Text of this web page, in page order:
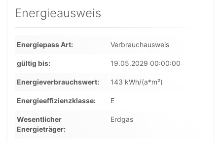
Energieausweis
Energiepass Art Verbrauchausweis
gültig bis 19.05.2029 00:00:00
Energieverbrauchswert 143 kWh/(a*m²)
Energieeffizienzklasse E
Wesentlicher
Energieträger
Erdgas